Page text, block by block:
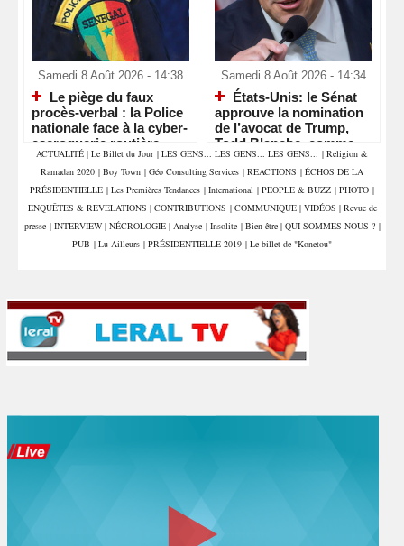
Samedi 8 Août 2026 - 14:38
Le piège du faux
procès-verbal : la Police
nationale face à la cyber-
escroquerie routière
Samedi 8 Août 2026 - 14:34
États-Unis: le Sénat
approuve la nomination
de l’avocat de Trump,
Todd Blanche, comme
ministre de la Justice
ACTUALITÉ | Le Billet du Jour | LES GENS... LES GENS... LES GENS... | Religion &
Ramadan 2020 | Boy Town | Géo Consulting Services | REACTIONS | ÉCHOS DE LA
PRÉSIDENTIELLE | Les Premières Tendances | International | PEOPLE & BUZZ | PHOTO |
ENQUÊTES & REVELATIONS | CONTRIBUTIONS | COMMUNIQUE | VIDÉOS | Revue de
presse | INTERVIEW | NÉCROLOGIE | Analyse | Insolite | Bien être | QUI SOMMES NOUS ? |
PUB | Lu Ailleurs | PRÉSIDENTIELLE 2019 | Le billet de "Konetou"